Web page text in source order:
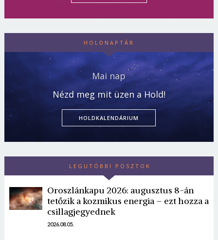
HOLDNAPTÁR
Mai nap
Nézd meg mit üzen a Hold!
HOLDKALENDÁRIUM
LEGUTÓBBI POSZTOK
Oroszlánkapu 2026: augusztus 8-án
tetőzik a kozmikus energia – ezt hozza a
csillagjegyednek
2026.08.05.